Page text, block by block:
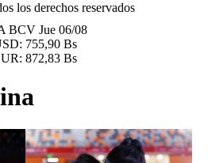
los derechos reservados
BCV Jue 06/08
755,90 Bs
872,83 Bs